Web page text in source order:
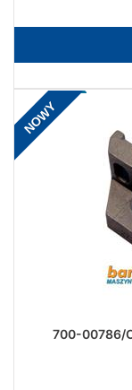
NOWY
700-00786/